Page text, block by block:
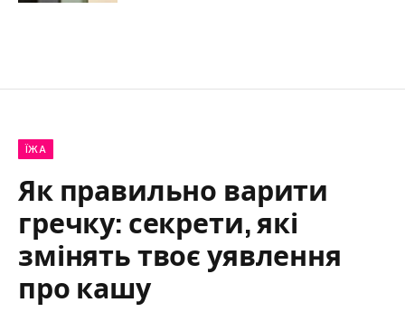
ЇЖА
Як правильно варити
гречку: секрети, які
змінять твоє уявлення
про кашу